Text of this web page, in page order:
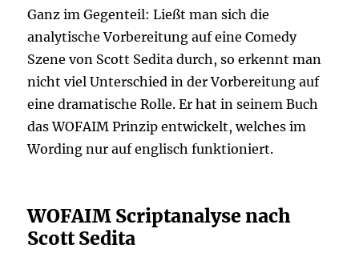
Ganz im Gegenteil: Ließt man sich die
analytische Vorbereitung auf eine Comedy
Szene von Scott Sedita durch, so erkennt man
nicht viel Unterschied in der Vorbereitung auf
eine dramatische Rolle. Er hat in seinem Buch
das WOFAIM Prinzip entwickelt, welches im
Wording nur auf englisch funktioniert.
WOFAIM Scriptanalyse nach
Scott Sedita